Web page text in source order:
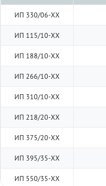
ИП 330/06-ХХ
ИП 115/10-ХХ
ИП 188/10-ХХ
ИП 266/10-ХХ
ИП 310/10-ХХ
ИП 218/20-ХХ
ИП 375/20-ХХ
ИП 395/35-ХХ
ИП 550/35-ХХ